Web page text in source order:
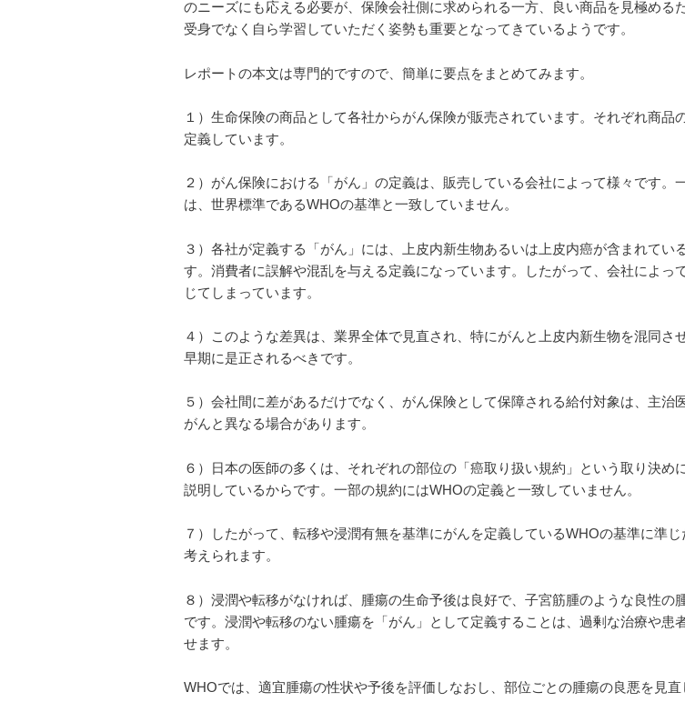
のニーズにも応える必要が、保険会社側に求められる一方、良い商品を見極める
受身でなく自ら学習していただく姿勢も重要となってきているようです。
レポートの本文は専門的ですので、簡単に要点をまとめてみます。
１）生命保険の商品として各社からがん保険が販売されています。それぞれ商品
定義しています。
２）がん保険における「がん」の定義は、販売している会社によって様々です。
は、世界標準であるWHOの基準と一致していません。
３）各社が定義する「がん」には、上皮内新生物あるいは上皮内癌が含まれてい
す。消費者に誤解や混乱を与える定義になっています。したがって、会社によっ
じてしまっています。
４）このような差異は、業界全体で見直され、特にがんと上皮内新生物を混同さ
早期に是正されるべきです。
５）会社間に差があるだけでなく、がん保険として保障される給付対象は、主治
がんと異なる場合があります。
６）日本の医師の多くは、それぞれの部位の「癌取り扱い規約」という取り決め
説明しているからです。一部の規約にはWHOの定義と一致していません。
７）したがって、転移や浸潤有無を基準にがんを定義しているWHOの基準に準じ
考えられます。
８）浸潤や転移がなければ、腫瘍の生命予後は良好で、子宮筋腫のような良性の
です。浸潤や転移のない腫瘍を「がん」として定義することは、過剰な治療や患
せます。
WHOでは、適宜腫瘍の性状や予後を評価しなおし、部位ごとの腫瘍の良悪を見